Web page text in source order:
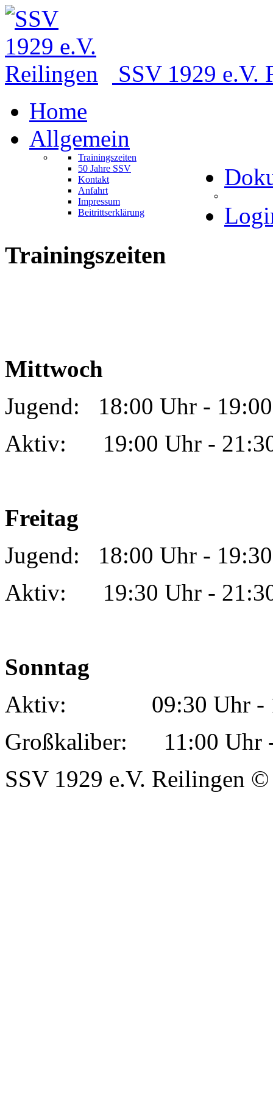
SSV 1929 e.V.
Home
Allgemein
Trainingszeiten
50 Jahre SSV
Kontakt
Anfahrt
Impressum
Beitrittserklärung
Trainingszeiten
Mittwoch
Jugend: 18:00 Uhr -
Aktiv: 19:00 Uhr -
Freitag
Jugend: 18:00 Uhr -
Aktiv: 19:30 Uhr -
Sonntag
Aktiv: 09:30 Uhr -
Großkaliber: 11:00 Uhr
SSV 1929 e.V. Reilingen